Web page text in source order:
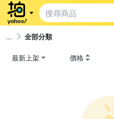
全部分類
最新上架 價格